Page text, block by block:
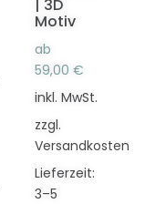
gewählt
| 3D
Motiv
ab
59,00 €
inkl. MwSt.
zzgl.
Versandkosten
Lieferzeit:
3–5